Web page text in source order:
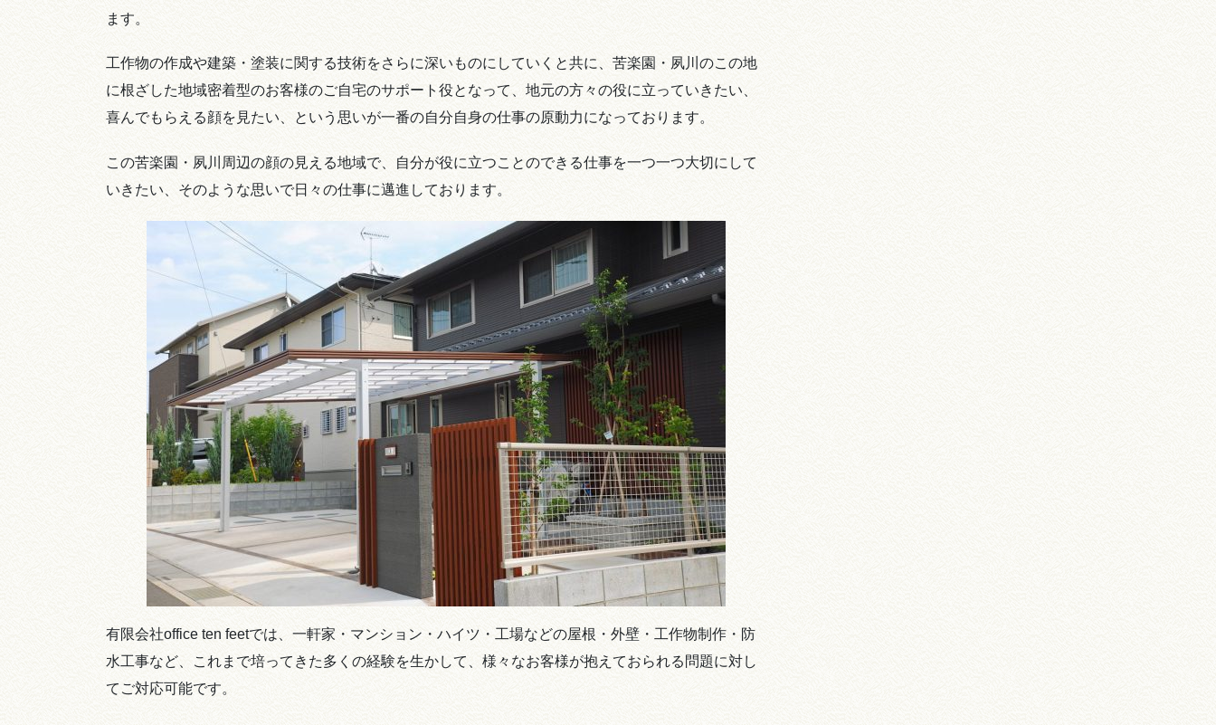
ます。
工作物の作成や建築・塗装に関する技術をさらに深いものにしていくと共に、苦楽園・夙川のこの地
に根ざした地域密着型のお客様のご自宅のサポート役となって、地元の方々の役に立っていきたい、
喜んでもらえる顔を見たい、という思いが一番の自分自身の仕事の原動力になっております。
この苦楽園・夙川周辺の顔の見える地域で、自分が役に立つことのできる仕事を一つ一つ大切にして
いきたい、そのような思いで日々の仕事に邁進しております。
有限会社office ten feetでは、一軒家・マンション・ハイツ・工場などの屋根・外壁・工作物制作・防
水工事など、これまで培ってきた多くの経験を生かして、様々なお客様が抱えておられる問題に対し
てご対応可能です。